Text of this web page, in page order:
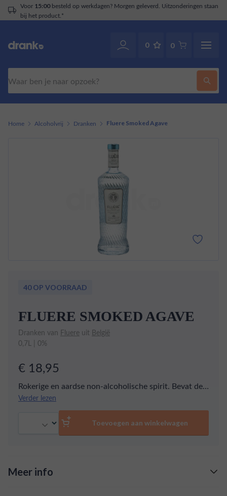
15:00besteld op werkdagen? Morgen geleverd. Uitzonderingen staan
het product.*
0 0
Home Alcoholvrij Dranken Fluere Smoked Agave
40 OP VOORRAAD
FLUERE SMOKED AGAVE
Dranken van Fluere uit België
0,7L | 0%
€ 18,95
Rokerige en aardse non-alcoholische spirit. Bevat de
plantigere zoetheid van agave, verrijkt met een hint
van zwarte peper en gerookt hickoryhout. Perfect
voor een diepgaande smaakbeleving.
Verder lezen
Toevoegen aan winkelwagen
Meer info